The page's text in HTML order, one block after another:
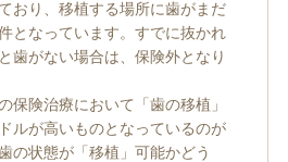
ホワイトニング料金表
おり、移植する場所に歯がまだ
となっています。すでに抜かれ
歯がない場合は、保険外となり
保険治療において「歯の移植」
ルが高いものとなっているのが
の状態が「移植」可能かどう